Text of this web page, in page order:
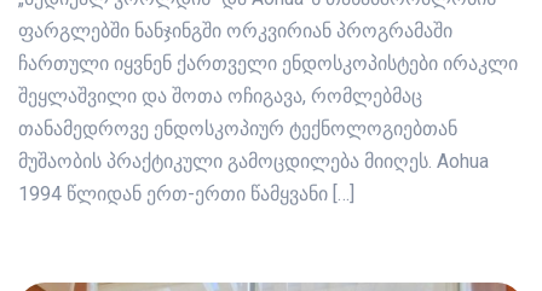
ფარგლებში ნანჯინგში ორკვირიან პროგრამაში
ჩართული იყვნენ ქართველი ენდოსკოპისტები ირაკლი
შეყლაშვილი და შოთა ოჩიგავა, რომლებმაც
თანამედროვე ენდოსკოპიურ ტექნოლოგიებთან
მუშაობის პრაქტიკული გამოცდილება მიიღეს. Aohua
1994 წლიდან ერთ-ერთი წამყვანი […]